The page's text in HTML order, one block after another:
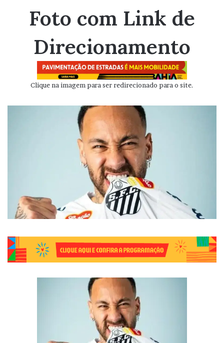
mail
Foto com Link de
Direcionamento
Clique na imagem para ser redirecionado para o site.